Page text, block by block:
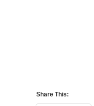
Share This: